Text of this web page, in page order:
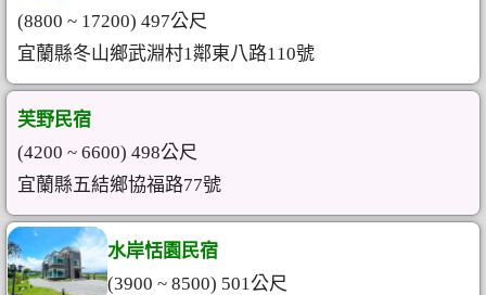
(8800 ~ 17200) 497公尺
宜蘭縣冬山鄉武淵村1鄰東八路110號
芙野民宿
(4200 ~ 6600) 498公尺
宜蘭縣五結鄉協福路77號
水岸恬園民宿
(3900 ~ 8500) 501公尺